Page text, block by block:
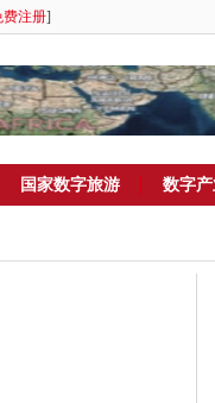
费注册]
国家数字旅游 数字